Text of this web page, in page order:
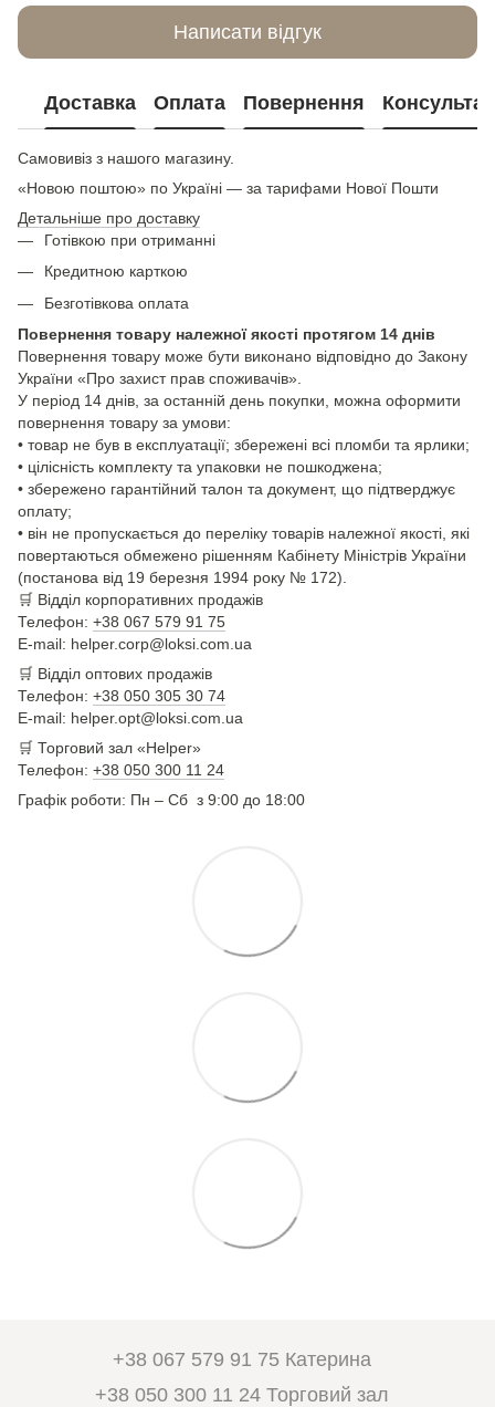
Написати відгук
Доставка Оплата Повернення
Самовивіз з нашого магазину.
«Новою поштою» по Україні — за тарифами Нової Пошти
Детальніше про доставку
Готівкою при отриманні
Кредитною карткою
Безготівкова оплата
Повернення товару належної якості протягом 14 днів
Повернення товару може бути виконано відповідно до Закону
України «Про захист прав споживачів».
У період 14 днів, за останній день покупки, можна оформити
повернення товару за умови:
• товар не був в експлуатації; збережені всі пломби та ярлики;
• цілісність комплекту та упаковки не пошкоджена;
• збережено гарантійний талон та документ, що підтверджує
оплату;
• він не пропускається до переліку товарів належної якості, які
повертаються обмежено рішенням Кабінету Міністрів України
(постанова від 19 березня 1994 року № 172).
🛒 Відділ корпоративних продажів
Телефон: +38 067 579 91 75
E-mail: helper.corp@loksi.com.ua
🛒 Відділ оптових продажів
Телефон: +38 050 305 30 74
E-mail: helper.opt@loksi.com.ua
🛒 Торговий зал «Helper»
Телефон: +38 050 300 11 24
Графік роботи: Пн – Сб з 9:00 до 18:00
+38 067 579 91 75 Катерина
+38 050 300 11 24 Торговий зал